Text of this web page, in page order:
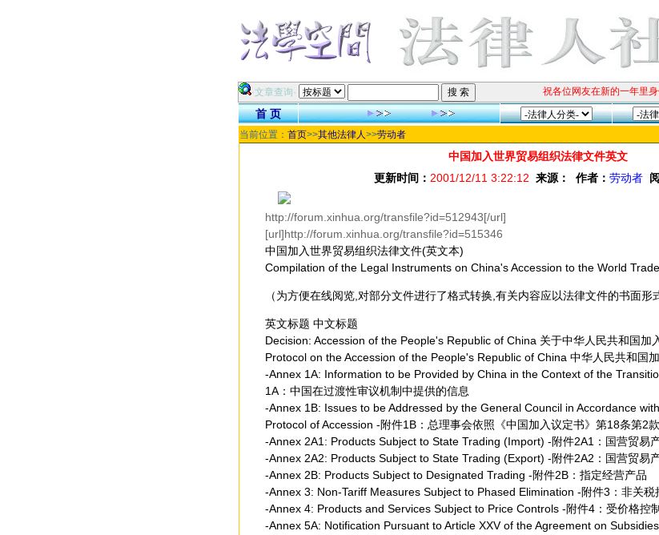
·文章查询·
祝各位网友在新的一年里
首 页
当前位置： 首页>>其他法律人>>劳动者
中国加入世界贸易组织法律文件英文
更新时间： 2001/12/11 3:22:12 来源： 作者： 劳动者
http://forum.xinhua.org/transfile?id=512943[/url]
[url]http://forum.xinhua.org/transfile?id=515346
中国加入世界贸易组织法律文件(英文本)
Compilation of the Legal Instruments on China's Accession to the World
（为方便在线阅览,对部分文件进行了格式转换,有关内容应以法律文件的书面形
英文标题 中文标题
Decision: Accession of the People's Republic of China 关于中华人民共和国加
Protocol on the Accession of the People's Republic of China 中华人民共和国
-Annex 1A: Information to be Provided by China in the Context of the
1A：中国在过渡性审议机制中提供的信息
-Annex 1B: Issues to be Addressed by the General Council in Accordance
Protocol of Accession -附件1B：总理事会依照《中国加入议定书》第18条第2
-Annex 2A1: Products Subject to State Trading (Import) -附件2A1：国营贸易
-Annex 2A2: Products Subject to State Trading (Export) -附件2A2：国营贸易
-Annex 2B: Products Subject to Designated Trading -附件2B：指定经营产品
-Annex 3: Non-Tariff Measures Subject to Phased Elimination -附件3：非关税
-Annex 4: Products and Services Subject to Price Controls -附件4：受价格控
-Annex 5A: Notification Pursuant to Article XXV of the Agreement on